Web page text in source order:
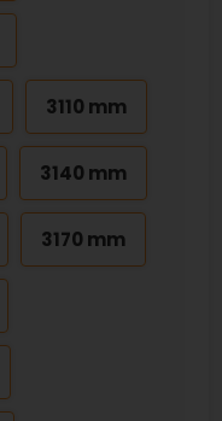
3110 mm
3140 mm
3170 mm